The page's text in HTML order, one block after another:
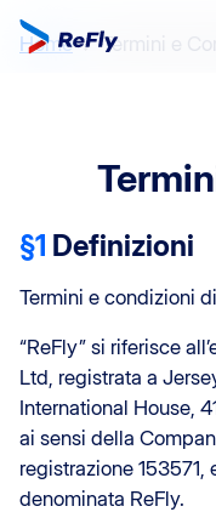
Home Termini e
§1 Definizioni
Termini e condizioni
“ReFly” si riferisce
Ltd, registrata a
International House,
ai sensi della
registrazione 153571,
denominata ReFly.